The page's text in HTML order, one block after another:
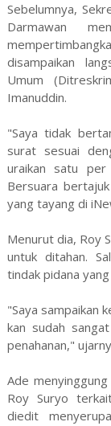
Sebelumnya,
Darmawan
disampaikan
Umum
Imanuddin.
"Saya tidak
surat sesuai
uraikan satu
Bersuara
yang tayang di
Menurut dia, Roy
untuk ditahan.
tindak pidana
"Saya sampaikan
kan sudah
penahanan,"
Ade
Roy Suryo
diedit